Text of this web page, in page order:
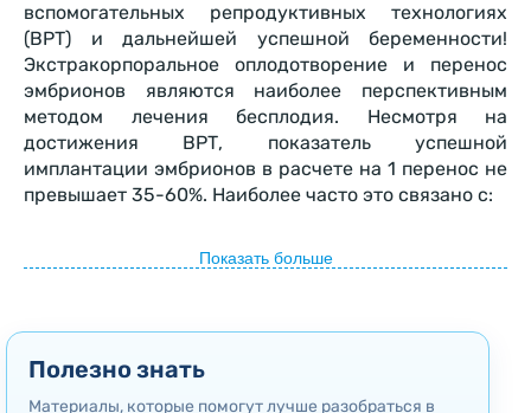
вспомогательных репродуктивных технологиях
(ВРТ) и дальнейшей успешной беременности!
Экстракорпоральное оплодотворение и перенос
эмбрионов являются наиболее перспективным
методом лечения бесплодия. Несмотря на
достижения ВРТ, показатель успешной
имплантации эмбрионов в расчете на 1 перенос не
превышает 35-60%. Наиболее часто это связано с:
нарушением процесса имплантации,
неполноценностью эндометрия,
стрессом
Существует необходимость в оптимизации
прегравидарной подготовки пациенток с
Показать больше
Полезно знать
Материалы, которые помогут лучше разобраться в